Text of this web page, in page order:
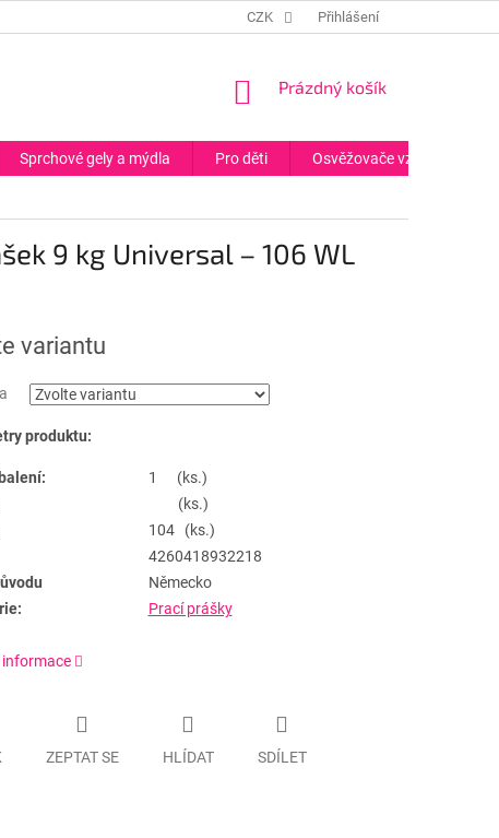
CZK Přihlášení
NÁKUPNÍ
Prázdný košík
Sprchové gely a mýdla Pro děti Osvěžovače vzduchu
9 kg Universal – 106 WL
variantu
produktu:
1 (ks.)
(ks.)
104 (ks.)
4260418932218
Německo
Prací prášky
informace
ZEPTAT SE HLÍDAT SDÍLET